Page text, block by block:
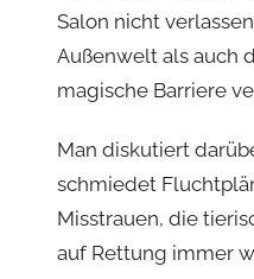
Salon nicht
Außenwelt als auch
magische Barriere
Man diskutiert
schmiedet
Misstrauen, die
auf Rettung immer